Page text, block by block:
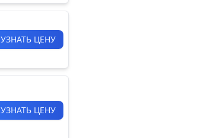
УЗНАТЬ ЦЕНУ
УЗНАТЬ ЦЕНУ